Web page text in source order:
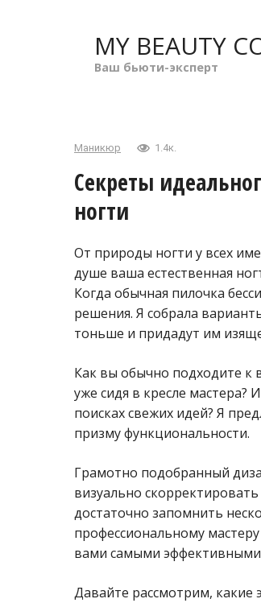
MY BEAUTY
Ваш бьюти-эксперт
Маникюр 1.4к.
Секреты
ногти
От природы ногти у всех
душе ваша естественная
Когда обычная пилочка
решения. Я собрала
тоньше и придадут им
Как вы обычно подходите к
уже сидя в кресле мастера?
поисках свежих идей? Я
призму функциональности.
Грамотно подобранный
визуально
достаточно запомнить
профессиональному
вами самыми
Давайте рассмотрим, какие